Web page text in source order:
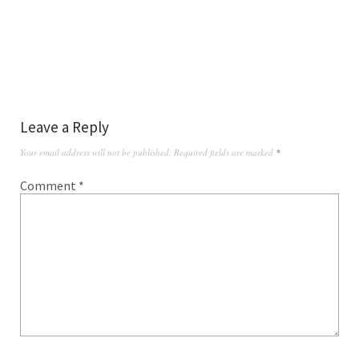
Leave a Reply
Your email address will not be published. Required fields are marked *
Comment *